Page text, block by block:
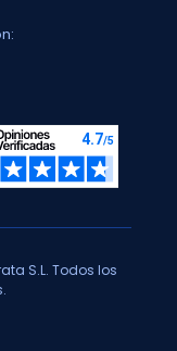
S.L. Todos los